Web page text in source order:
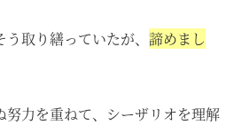
取り繕っていたが、 諦めまし
努力を重ねて、シーザリオを理解